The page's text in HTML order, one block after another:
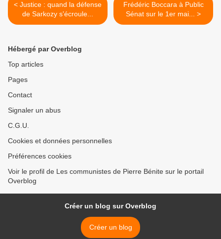
< Justice : quand la défense
de Sarkozy s'écroule...
Frédéric Boccara à Public
Sénat sur le 1er mai... >
Hébergé par Overblog
Top articles
Pages
Contact
Signaler un abus
C.G.U.
Cookies et données personnelles
Préférences cookies
Voir le profil de Les communistes de Pierre Bénite sur le portail
Overblog
Créer un blog sur Overblog
Créer un blog